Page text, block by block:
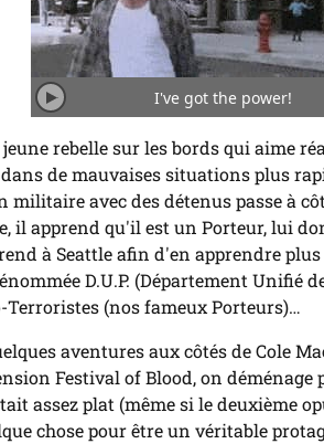
Jouer/Arrêter
l'animation
I've got the power!
rebelle sur les bords qui aime
de mauvaises situations plus
avec des détenus passe à
il apprend qu'il est un Porteur, lui
à Seattle afin d'en apprendre
D.U.P. (Département Unifié
Terroristes (nos fameux Porteurs)…
aventures aux côtés de Cole
Festival of Blood, on
assez plat (même si le deuxième
chose pour être un véritable